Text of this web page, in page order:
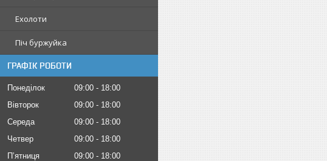
Ехолоти
Піч буржуйка
ГРАФІК РОБОТИ
Понеділок 09:00
18:00
Вівторок
09:00
18:00
Середа
09:00
18:00
Четвер
09:00
18:00
Пʼятниця
09:00
18:00